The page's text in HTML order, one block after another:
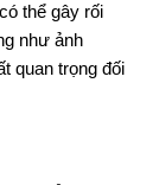
thể gây rối
như ảnh
quan trọng đối